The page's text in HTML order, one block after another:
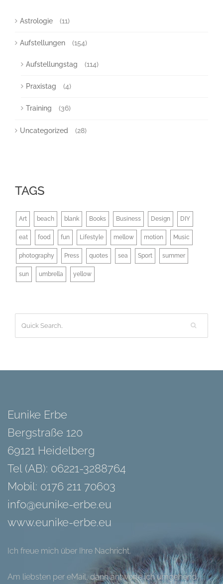
Astrologie (11)
Aufstellungen (154)
Aufstellungstag (114)
Praxistag (4)
Training (36)
Uncategorized (28)
TAGS
Art beach blank Books Business Design DIY
eat food fun Lifestyle mellow motion Music
photography Press quotes sea Sport summer
sun umbrella yellow
Eunike Erbe
Bergstraße 120
69121 Heidelberg
Tel (AB): 06221-3288764
Mobil: 0176 211 70603
info@eunike-erbe.eu
www.eunike-erbe.eu
Ich freue mich über Ihre Nachricht.
Am liebsten per eMail, dann antworte ich umgehend.